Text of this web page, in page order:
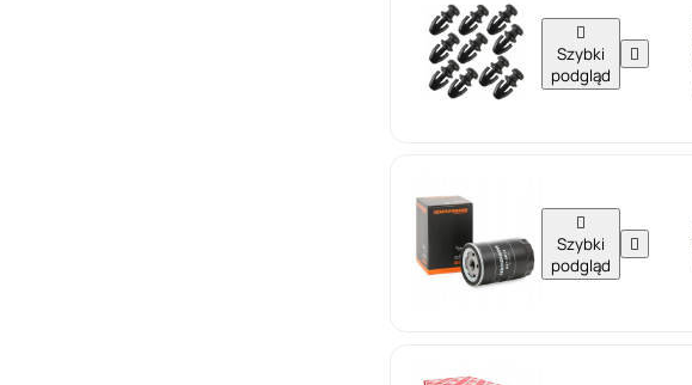

Szybki
podgląd


Szybki
podgląd
